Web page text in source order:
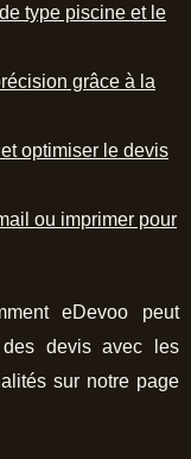
type piscine et le
grâce à la
optimiser le devis
ou imprimer pour
eDevoo peut
devis avec les
sur notre page